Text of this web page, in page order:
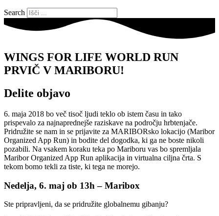
Search
WINGS FOR LIFE WORLD RUN
PRVIČ V MARIBORU!
Delite objavo
6. maja 2018 bo več tisoč ljudi teklo ob istem času in tako
prispevalo za najnaprednejše raziskave na področju hrbtenjače.
Pridružite se nam in se prijavite za MARIBORsko lokacijo (Maribor
Organized App Run) in bodite del dogodka, ki ga ne boste nikoli
pozabili. Na vsakem koraku teka po Mariboru vas bo spremljala
Maribor Organized App Run aplikacija in virtualna ciljna črta. S
tekom bomo tekli za tiste, ki tega ne morejo.
Nedelja, 6. maj ob 13h – Maribox
Ste pripravljeni, da se pridružite globalnemu gibanju?